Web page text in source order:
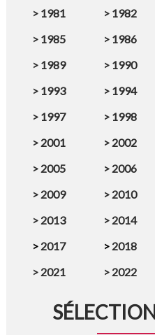
> 1981 > 1982
> 1985 > 1986
> 1989 > 1990
> 1993 > 1994
> 1997 > 1998
> 2001 > 2002
> 2005 > 2006
> 2009 > 2010
> 2013 > 2014
>2017 >2018
> 2021 > 2022